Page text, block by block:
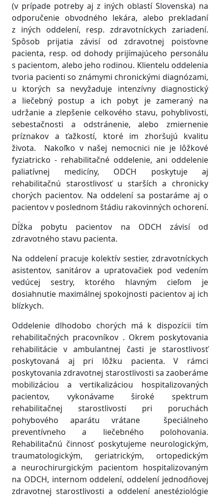
(v prípade potreby aj z iných oblastí Slovenska) na
odporučenie obvodného lekára, alebo prekladaní
z iných oddelení, resp. zdravotníckych zariadení.
Spôsob prijatia závisí od zdravotnej poisťovne
pacienta, resp. od dohody prijímajúceho personálu
s pacientom, alebo jeho rodinou. Klientelu oddelenia
tvoria pacienti so známymi chronickými diagnózami,
u ktorých sa nevyžaduje intenzívny diagnostický
a liečebný postup a ich pobyt je zameraný na
udržanie a zlepšenie celkového stavu, pohyblivosti,
sebestačnosti a odstránenie, alebo zmiernenie
príznakov a ťažkostí, ktoré im zhoršujú kvalitu
života. Nakoľko v našej nemocnici nie je lôžkové
fyziatricko - rehabilitačné oddelenie, ani oddelenie
paliatívnej medicíny, ODCH poskytuje aj
rehabilitačnú starostlivosť u starších a chronicky
chorých pacientov. Na oddelení sa postaráme aj o
pacientov v poslednom štádiu rakovinných ochorení.
Dĺžka pobytu pacientov na ODCH závisí od
zdravotného stavu pacienta.
Na oddelení pracuje kolektív sestier, zdravotníckych
asistentov, sanitárov a upratovačiek pod vedením
vedúcej sestry, ktorého hlavným cieľom je
dosiahnutie maximálnej spokojnosti pacientov aj ich
blízkych.
Oddelenie dlhodobo chorých má k dispozícii tím
rehabilitačných pracovníkov . Okrem poskytovania
rehabilitácie v ambulantnej časti je starostlivosť
poskytovaná aj pri lôžku pacienta. V rámci
poskytovania zdravotnej starostlivosti sa zaoberáme
mobilizáciou a vertikalizáciou hospitalizovaných
pacientov, vykonávame široké spektrum
rehabilitačnej starostlivosti pri poruchách
pohybového aparátu vrátane špeciálneho
preventívneho a liečebného polohovania.
Rehabilitačnú činnosť poskytujeme neurologickým,
traumatologickým, geriatrickým, ortopedickým
a neurochirurgickým pacientom hospitalizovaným
na ODCH, internom oddelení, oddelení jednodňovej
zdravotnej starostlivosti a oddelení anestéziológie